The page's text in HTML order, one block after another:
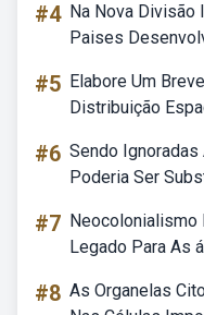
#4 Na Nova Divisão
Paises
#5 Elabore Um
Distribuição
#6 Sendo
Poderia Ser
#7 Neocolonialismo
Legado Para As
#8 As Organelas